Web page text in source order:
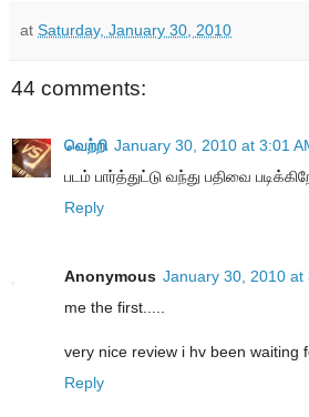
at Saturday, January 30, 2010
44 comments:
வெற்றி January 30, 2010 at 3:01
படம் பார்த்துட்டு வந்து பதிவை
Reply
Anonymous January 30, 2010 at
me the first.....
very nice review i hv been waiting
Reply